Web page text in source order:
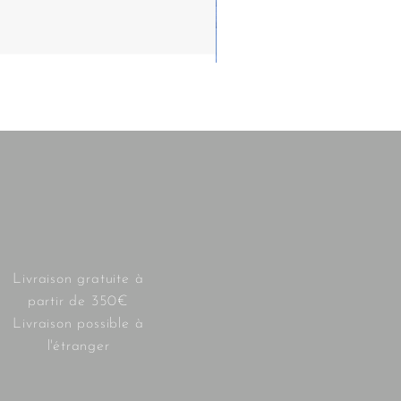
Livraison gratuite à
partir de 350€
Livraison possible à
l'étranger